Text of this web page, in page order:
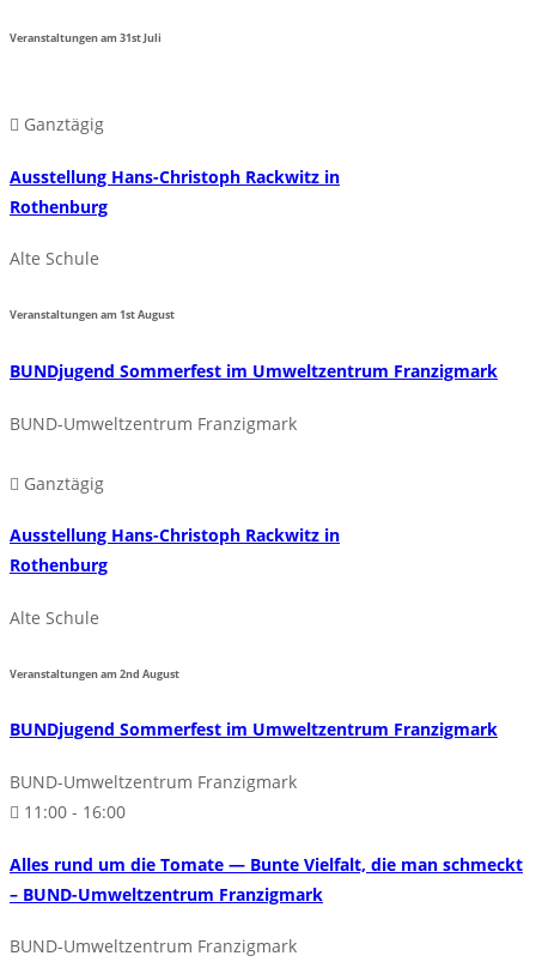
Veranstaltungen am31stJuli
Ganztägig
Ausstellung Hans-Christoph Rackwitz in
Rothenburg
Alte Schule
Veranstaltungen am1stAugust
BUNDjugend Sommerfest im Umweltzentrum Franzigmark
BUND-Umweltzentrum Franzigmark
Ganztägig
Ausstellung Hans-Christoph Rackwitz in
Rothenburg
Alte Schule
Veranstaltungen am2nd August
BUNDjugend Sommerfest im Umweltzentrum Franzigmark
BUND-Umweltzentrum Franzigmark
11:00 - 16:00
Alles rund um die Tomate — Bunte Vielfalt, die man schmeckt
– BUND-Umweltzentrum Franzigmark
BUND-Umweltzentrum Franzigmark